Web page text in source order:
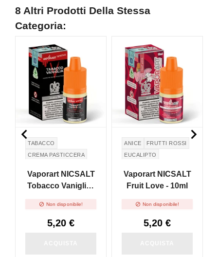
8 Altri Prodotti Della Stessa
Categoria:
TABACCO
CREMA PASTICCERA
Vaporart NICSALT
Tobacco Vaniglia -
 Non disponibile!
5,20 €
NON DISPONIBILE
ANICE
FRUTTI ROSSI
EUCALIPTO
Vaporart NICSALT
Fruit Love - 10ml
 Non disponibile!
5,20 €
NON DISPONIBILE
 